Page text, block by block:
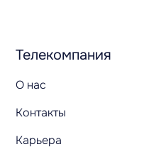
Телекомпания
О нас
Контакты
Карьера